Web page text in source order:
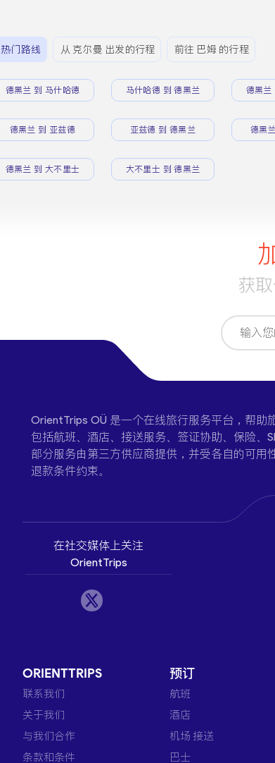
热门路线 从 克尔曼 出发的行程 前往 巴姆 的行程
德黑兰 到 马什哈德 马什哈德 到 德黑兰 德黑兰
德黑兰 到 亚兹德 亚兹德 到 德黑兰 德黑
德黑兰 到 大不里士 大不里士 到 德黑兰
获
OrientTrips OÜ 是一个在线旅行服务平台，帮助
包括航班、酒店、接送服务、签证协助、保险、
部分服务由第三方供应商提供，并受各自的可用
退款条件约束。
在社交媒体上关注
OrientTrips
ORIENTTRIPS
联系我们
关于我们
与我们合作
条款和条件
预订
航班
酒店
机场 接送
巴士